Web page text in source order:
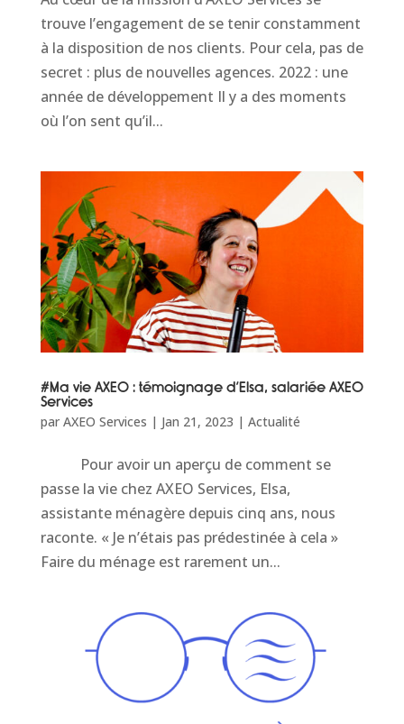
trouve l’engagement de se tenir constamment
à la disposition de nos clients. Pour cela, pas de
secret : plus de nouvelles agences. 2022 : une
année de développement Il y a des moments
où l’on sent qu’il...
#Ma vie AXEO : témoignage d’Elsa, salariée AXEO
Services
par AXEO Services | Jan 21, 2023 | Actualité
Pour avoir un aperçu de comment se
passe la vie chez AXEO Services, Elsa,
assistante ménagère depuis cinq ans, nous
raconte. « Je n’étais pas prédestinée à cela »
Faire du ménage est rarement un...